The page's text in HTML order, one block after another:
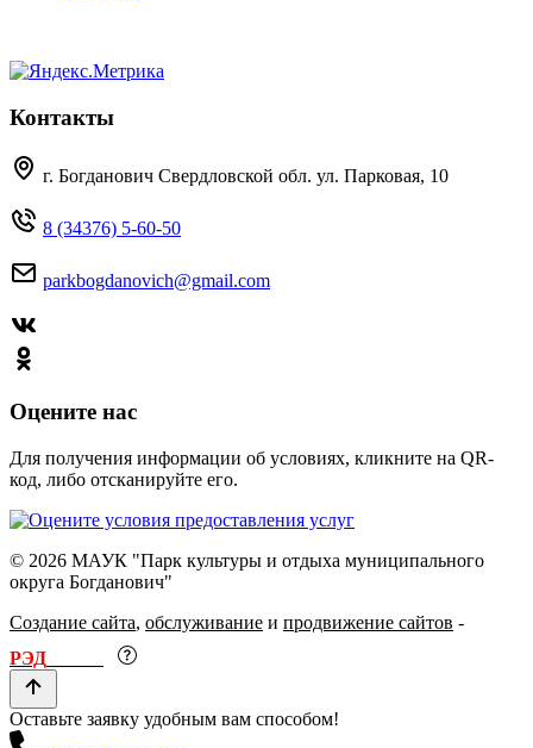
Контакты
г. Богданович Свердловской обл. ул. Парковая, 10
8 (34376) 5-60-50
parkbogdanovich@gmail.com
Оцените нас
Для получения информации об условиях, кликните на QR-
код, либо отсканируйте его.
© 2026 МАУК "Парк культуры и отдыха муниципального
округа Богданович"
Создание сайта, обслуживание и продвижение сайтов -
РЭД
Оставьте заявку удобным вам способом!